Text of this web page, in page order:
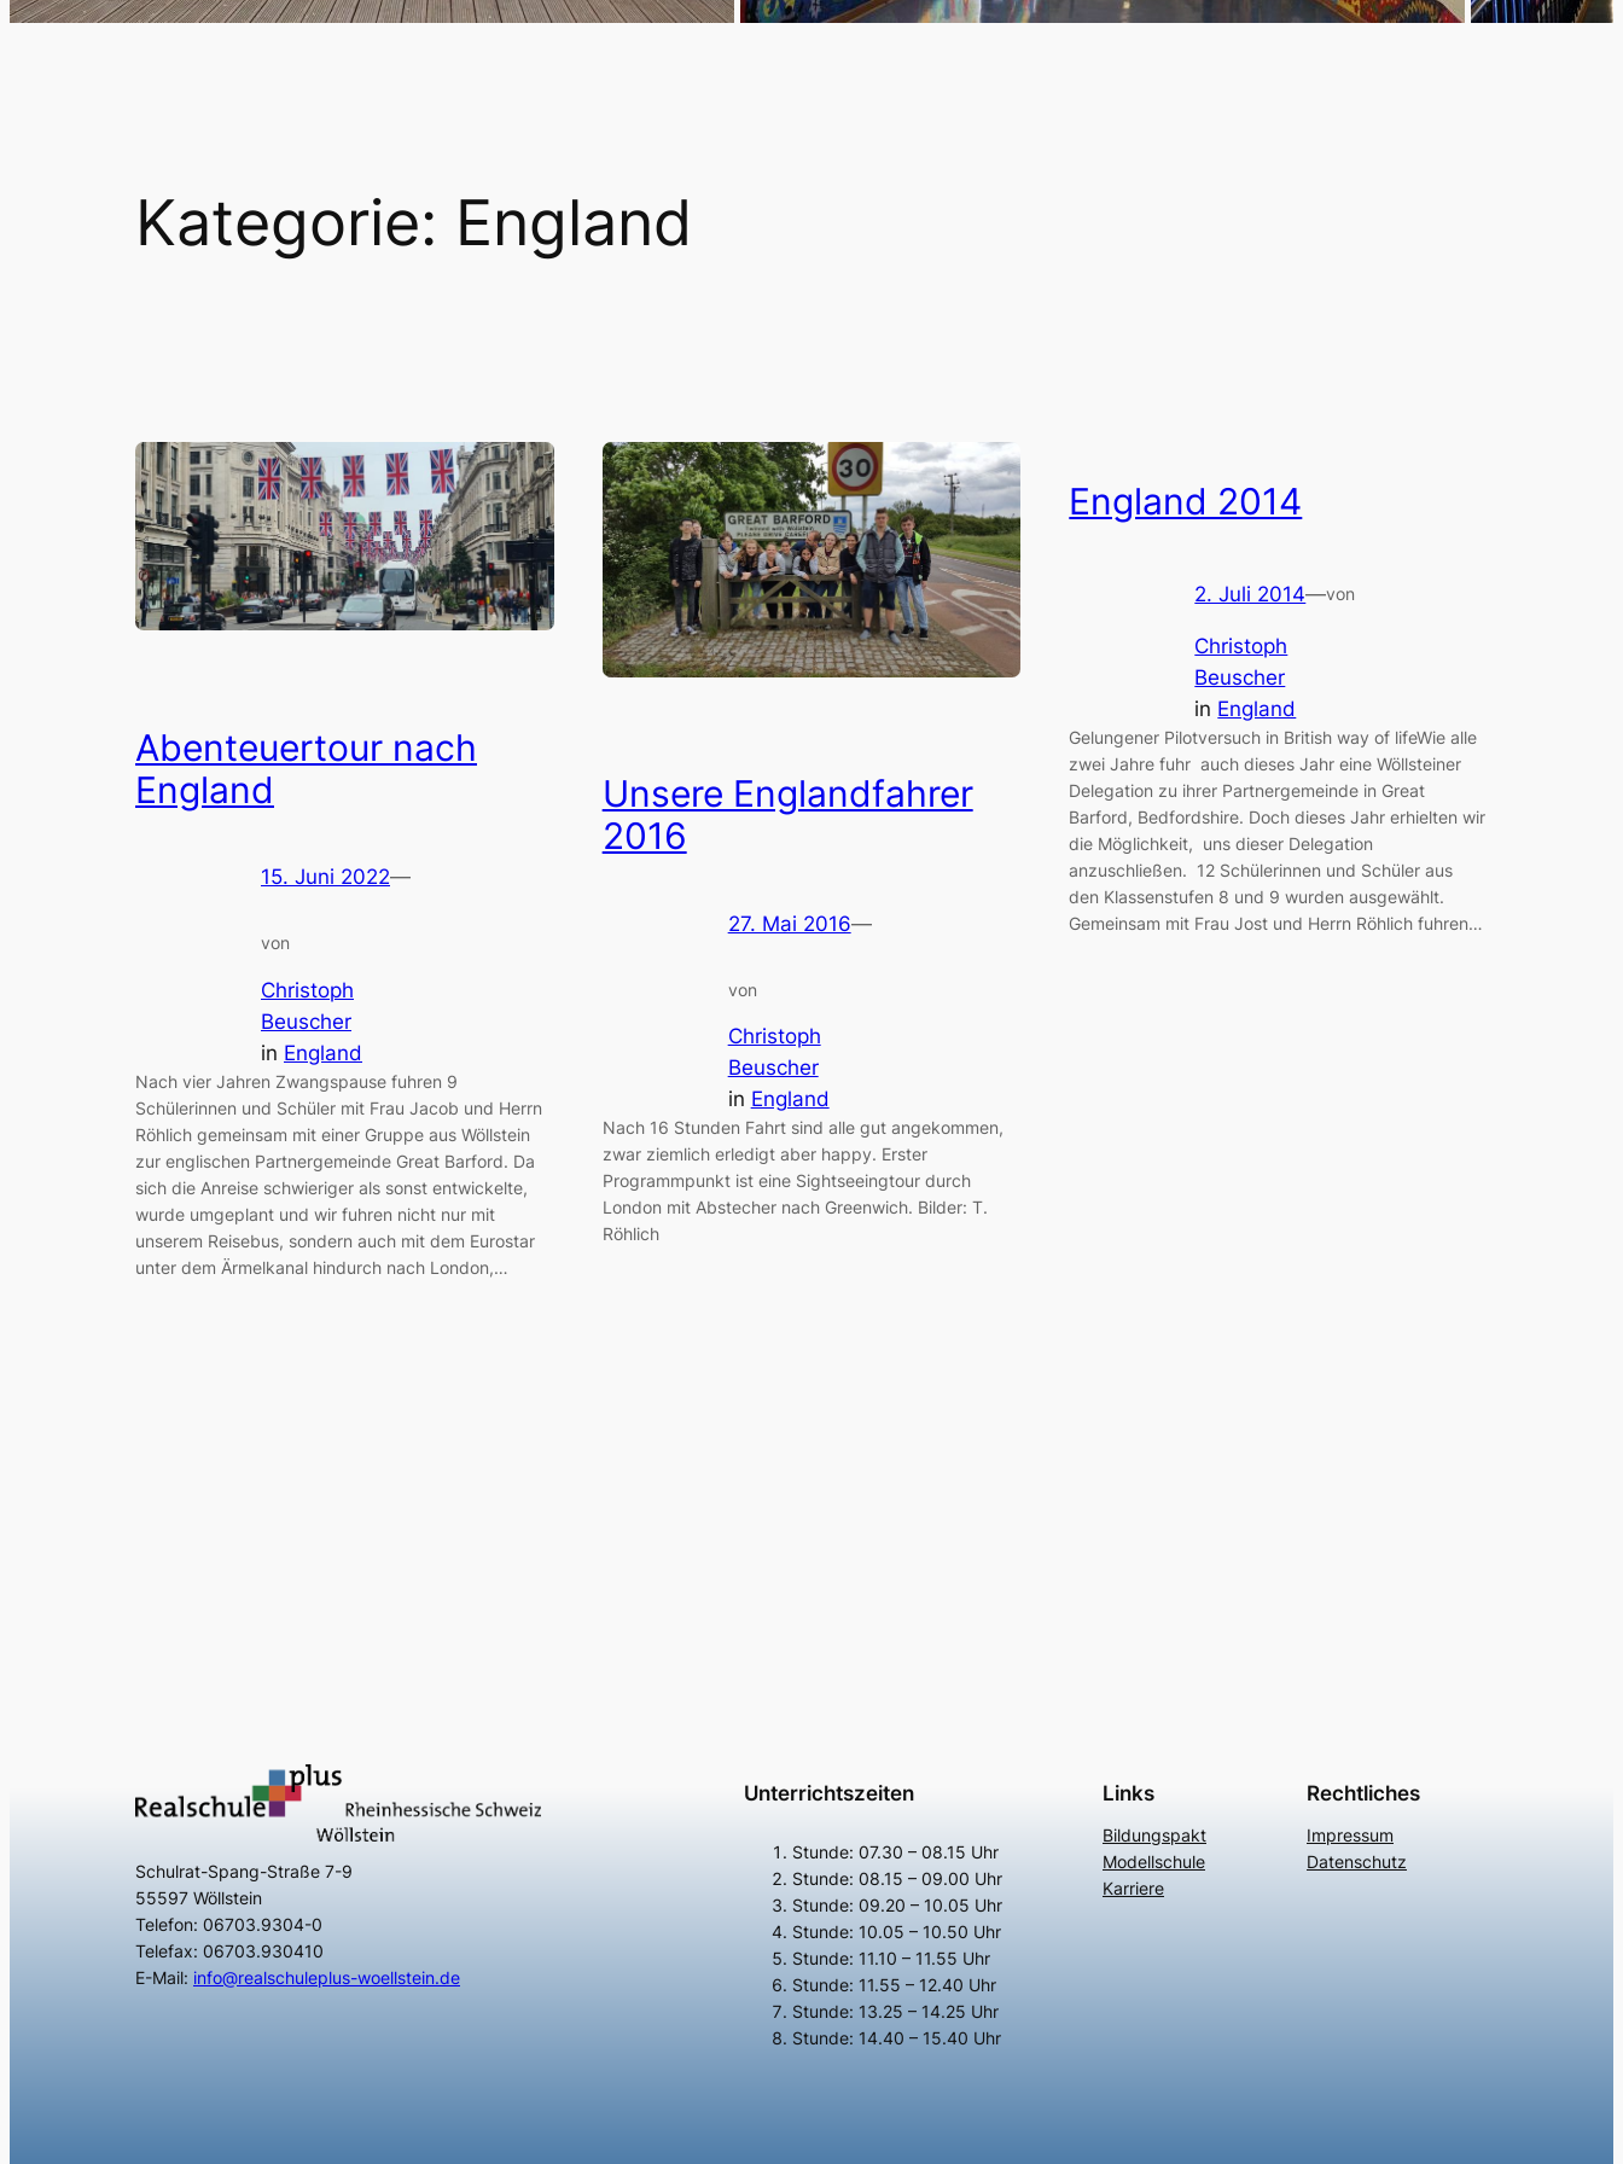
Kategorie: England
Abenteuertour nach
England
15. Juni 2022—
von
Christoph
Beuscher
in England
Nach vier Jahren Zwangspause fuhren 9
Schülerinnen und Schüler mit Frau Jacob und Herrn
Röhlich gemeinsam mit einer Gruppe aus Wöllstein
zur englischen Partnergemeinde Great Barford. Da
sich die Anreise schwieriger als sonst entwickelte,
wurde umgeplant und wir fuhren nicht nur mit
unserem Reisebus, sondern auch mit dem Eurostar
unter dem Ärmelkanal hindurch nach London,…
Unsere Englandfahrer
2016
27. Mai 2016—
von
Christoph
Beuscher
in England
Nach 16 Stunden Fahrt sind alle gut angekommen,
zwar ziemlich erledigt aber happy. Erster
Programmpunkt ist eine Sightseeingtour durch
London mit Abstecher nach Greenwich. Bilder: T.
Röhlich
England 2014
2. Juli 2014—von
Christoph
Beuscher
in England
Gelungener Pilotversuch in British way of lifeWie alle
zwei Jahre fuhr auch dieses Jahr eine Wöllsteiner
Delegation zu ihrer Partnergemeinde in Great
Barford, Bedfordshire. Doch dieses Jahr erhielten wir
die Möglichkeit, uns dieser Delegation
anzuschließen. 12 Schülerinnen und Schüler aus
den Klassenstufen 8 und 9 wurden ausgewählt.
Gemeinsam mit Frau Jost und Herrn Röhlich fuhren…
Schulrat-Spang-Straße 7-9
55597 Wöllstein
Telefon: 06703.9304-0
Telefax: 06703.930410
E-Mail: info@realschuleplus-woellstein.de
Unterrichtszeiten
Stunde: 07.30 – 08.15 Uhr
Stunde: 08.15 – 09.00 Uhr
Stunde: 09.20 – 10.05 Uhr
Stunde: 10.05 – 10.50 Uhr
Stunde: 11.10 – 11.55 Uhr
Stunde: 11.55 – 12.40 Uhr
Stunde: 13.25 – 14.25 Uhr
Stunde: 14.40 – 15.40 Uhr
Links
Bildungspakt
Modellschule
Karriere
Rechtliches
Impressum
Datenschutz